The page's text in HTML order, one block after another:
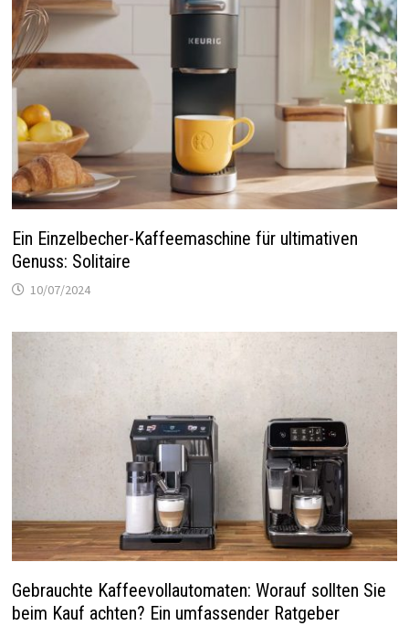
Ein Einzelbecher-Kaffeemaschine für ultimativen
Genuss: Solitaire
10/07/2024
Gebrauchte Kaffeevollautomaten: Worauf sollten Sie
beim Kauf achten? Ein umfassender Ratgeber